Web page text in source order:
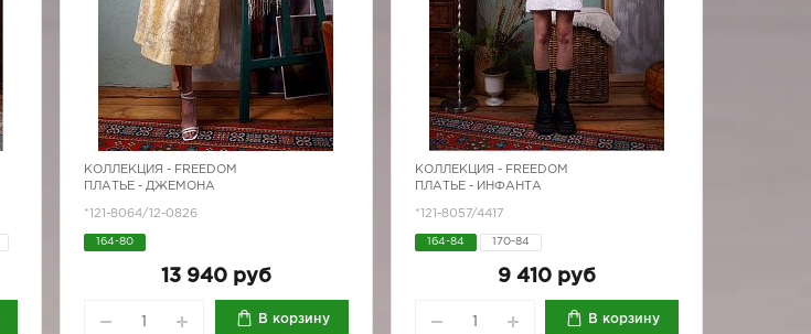
КОЛЛЕКЦИЯ - FREEDOM
ПЛАТЬЕ - ДЖЕМОНА
*121-8064/12-0826
164-80
13 940 руб
В корзину
КОЛЛЕКЦИЯ - FREEDOM
ПЛАТЬЕ - ИНФАНТА
*121-8057/4417
164-84 170-84
9 410 руб
В корзину